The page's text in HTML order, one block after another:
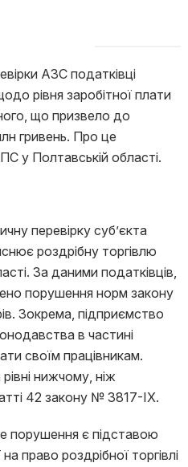
АЗС податківці
рівня заробітної плати
що призвело до
гривень. Про це
у Полтавській області.
перевірку суб’єкта
роздрібну торгівлю
За даними податківців,
порушення норм закону
Зокрема, підприємство
в частині
своїм працівникам.
нижчому, ніж
42 закону № 3817-ІХ.
порушення є підставою
право роздрібної торгівлі